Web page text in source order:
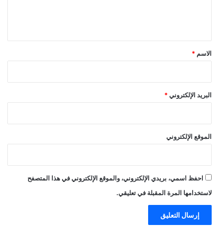
*
الاسم *
البريد الإلكتروني *
الموقع الإلكتروني
احفظ اسمي، بريدي الإلكتروني، والموقع الإلكتروني في هذا المتصفح
لاستخدامها المرة المقبلة في تعليقي.